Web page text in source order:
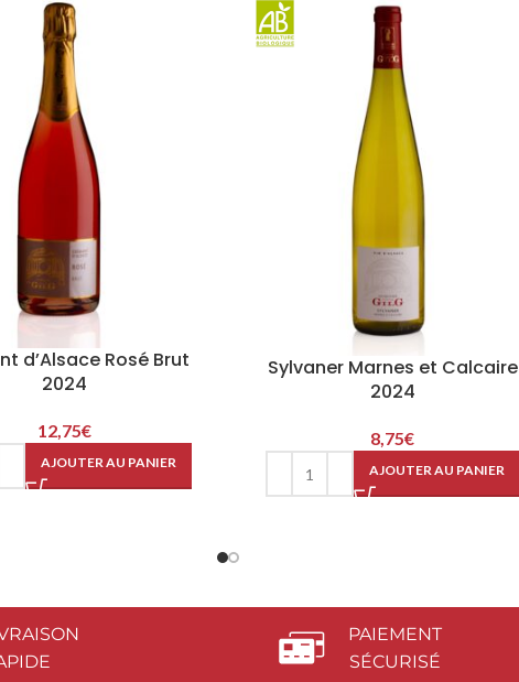
d’Alsace Rosé Brut
2024
12,75€
AJOUTER AU PANIER
Sylvaner Marnes et Calcaire
2024
8,75€
AJOUTER AU PANIER
PAIEMENT
SÉCURISÉ